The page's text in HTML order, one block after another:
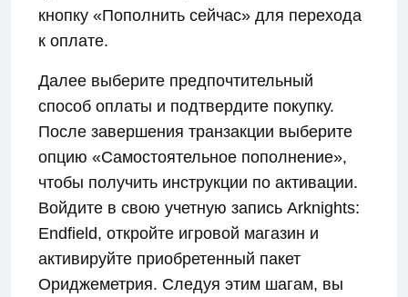
кнопку «Пополнить сейчас» для перехода
к оплате.
Далее выберите предпочтительный
способ оплаты и подтвердите покупку.
После завершения транзакции выберите
опцию «Самостоятельное пополнение»,
чтобы получить инструкции по активации.
Войдите в свою учетную запись Arknights:
Endfield, откройте игровой магазин и
активируйте приобретенный пакет
Ориджеметрия. Следуя этим шагам, вы